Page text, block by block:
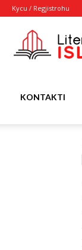
Kycu / Regjistrohu
KONTAKTI